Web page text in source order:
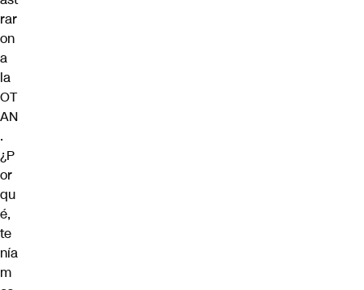
rar
on
a
la
OT
AN
.
¿P
or
qu
é,
te
nía
m